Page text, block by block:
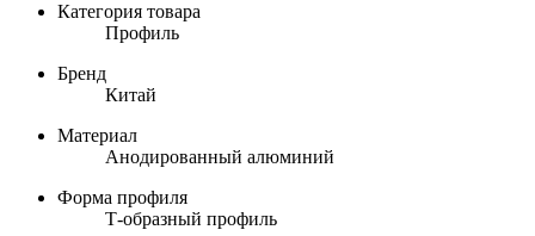
Категория товара
Профиль
Бренд
Китай
Материал
Анодированный алюминий
Форма профиля
Т-образный профиль